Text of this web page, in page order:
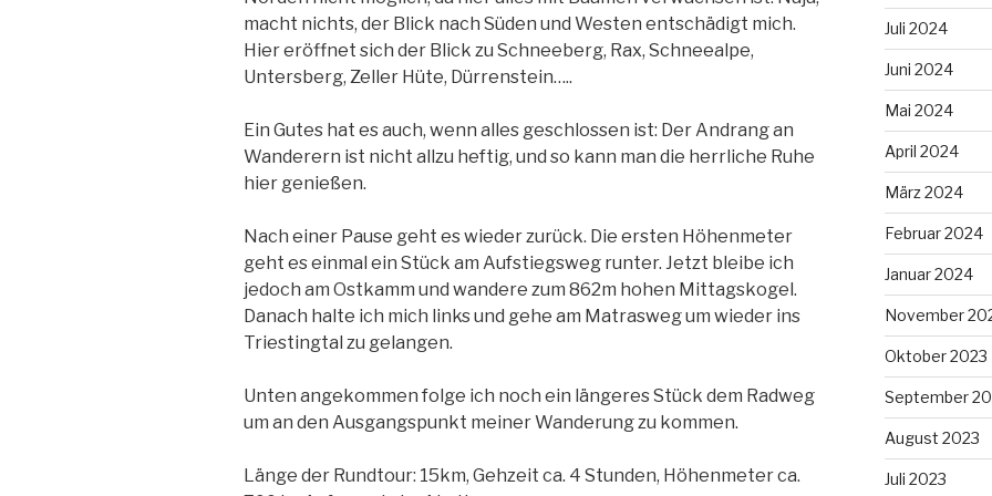
macht nichts, der Blick nach Süden und Westen entschädigt mich.
Hier eröffnet sich der Blick zu Schneeberg, Rax, Schneealpe,
Untersberg, Zeller Hüte, Dürrenstein…..
Ein Gutes hat es auch, wenn alles geschlossen ist: Der Andrang an
Wanderern ist nicht allzu heftig, und so kann man die herrliche Ruhe
hier genießen.
Nach einer Pause geht es wieder zurück. Die ersten Höhenmeter
geht es einmal ein Stück am Aufstiegsweg runter. Jetzt bleibe ich
jedoch am Ostkamm und wandere zum 862m hohen Mittagskogel.
Danach halte ich mich links und gehe am Matrasweg um wieder ins
Triestingtal zu gelangen.
Unten angekommen folge ich noch ein längeres Stück dem Radweg
um an den Ausgangspunkt meiner Wanderung zu kommen.
Länge der Rundtour: 15km, Gehzeit ca. 4 Stunden, Höhenmeter ca.
Juli 2024
Juni 2024
Mai 2024
April 2024
März 2024
Februar 2024
Januar 2024
November
Oktober 2023
September
August 2023
Juli 2023